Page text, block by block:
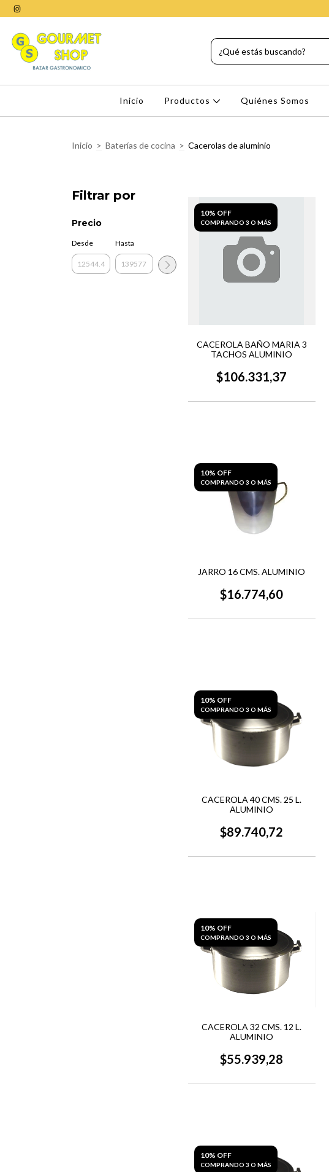
Inicio Productos Quiénes Somos
Inicio > Baterías de cocina > Cacerolas de aluminio
Filtrar por
Precio
Desde Hasta
10% OFF
COMPRANDO 3 O MÁS
CACEROLA BAÑO MARIA 3
TACHOS ALUMINIO
$106.331,37
10% OFF
COMPRANDO 3 O MÁS
JARRO 16 CMS. ALUMINIO
$16.774,60
10% OFF
COMPRANDO 3 O MÁS
CACEROLA 40 CMS. 25 L.
ALUMINIO
$89.740,72
10% OFF
COMPRANDO 3 O MÁS
CACEROLA 32 CMS. 12 L.
ALUMINIO
$55.939,28
10% OFF
COMPRANDO 3 O MÁS